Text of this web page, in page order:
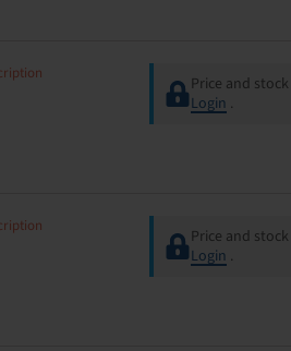
Price and
Login .
Price and
Login .